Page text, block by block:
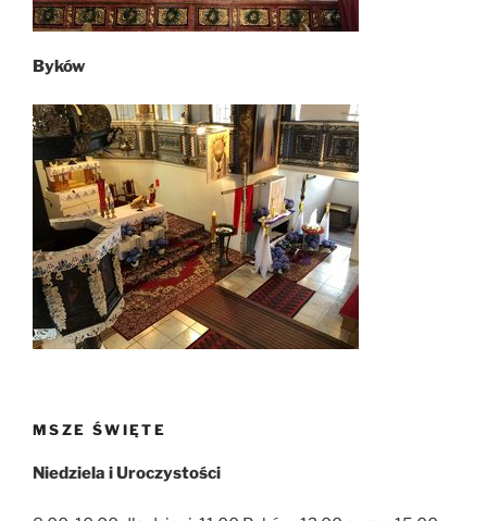
Byków
MSZE ŚWIĘTE
Niedziela i Uroczystości